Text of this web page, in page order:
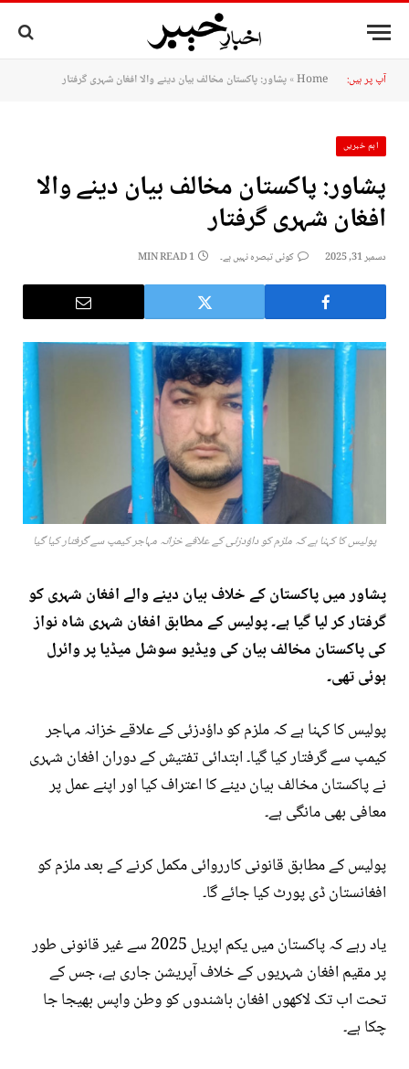
آپ پر ہیں: Home
»پشاور: پاکستان مخالف بیان دینے والا افغان شہری گرفتار
اہم خبریں
پشاور: پاکستان مخالف بیان دینے والا
افغان شہری گرفتار
دسمبر 31, 2025 کوئی تبصرہ نہیں ہے۔ 1 MIN READ
پولیس کا کہنا ہے کہ ملزم کو داؤدزئی کے علاقے خزانہ مہاجر کیمپ سے گرفتار کیا گیا
پشاور میں پاکستان کے خلاف بیان دینے والے افغان شہری کو
گرفتار کر لیا گیا ہے۔ پولیس کے مطابق افغان شہری شاہ نواز
کی پاکستان مخالف بیان کی ویڈیو سوشل میڈیا پر وائرل
ہوئی تھی۔
پولیس کا کہنا ہے کہ ملزم کو داؤدزئی کے علاقے خزانہ مہاجر
کیمپ سے گرفتار کیا گیا۔ ابتدائی تفتیش کے دوران افغان شہری
نے پاکستان مخالف بیان دینے کا اعتراف کیا اور اپنے عمل پر
معافی بھی مانگی ہے۔
پولیس کے مطابق قانونی کارروائی مکمل کرنے کے بعد ملزم کو
افغانستان ڈی پورٹ کیا جائے گا۔
یاد رہے کہ پاکستان میں یکم اپریل 2025 سے غیر قانونی طور
پر مقیم افغان شہریوں کے خلاف آپریشن جاری ہے، جس کے
تحت اب تک لاکھوں افغان باشندوں کو وطن واپس بھیجا جا
چکا ہے۔